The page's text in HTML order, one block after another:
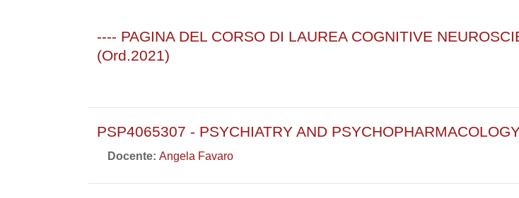
---- PAGINA DEL CORSO DI LAUREA COGNITIVE
(Ord.2021)
PSP4065307 - PSYCHIATRY AND
Docente: Angela Favaro